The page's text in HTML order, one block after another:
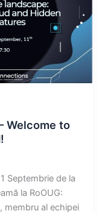
Welcome to
Septembrie de la
la RoOUG:
membru al echipei